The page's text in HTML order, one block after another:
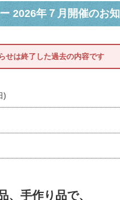
2026年７月開催のお
せは終了した過去の内容です
)
、手作り品で、